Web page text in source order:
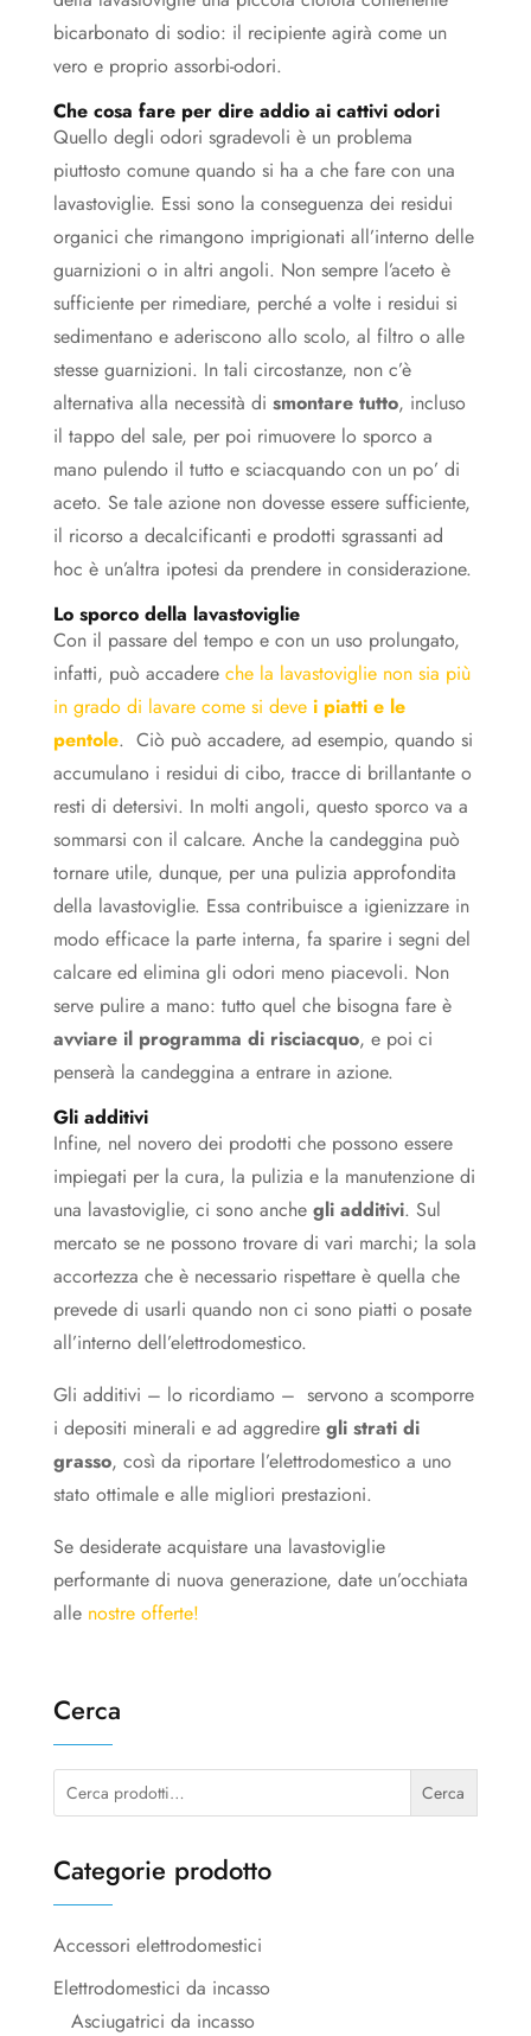
bicarbonato di sodio: il recipiente agirà come un
vero e proprio assorbi-odori.
Che cosa fare per dire addio ai cattivi odori
Quello degli odori sgradevoli è un problema
piuttosto comune quando si ha a che fare con una
lavastoviglie. Essi sono la conseguenza dei residui
organici che rimangono imprigionati all’interno delle
guarnizioni o in altri angoli. Non sempre l’aceto è
sufficiente per rimediare, perché a volte i residui si
sedimentano e aderiscono allo scolo, al filtro o alle
stesse guarnizioni. In tali circostanze, non c’è
alternativa alla necessità di smontare tutto, incluso
il tappo del sale, per poi rimuovere lo sporco a
mano pulendo il tutto e sciacquando con un po’ di
aceto. Se tale azione non dovesse essere sufficiente,
il ricorso a decalcificanti e prodotti sgrassanti ad
hoc è un’altra ipotesi da prendere in considerazione.
Lo sporco della lavastoviglie
Con il passare del tempo e con un uso prolungato,
infatti, può accadere che la lavastoviglie non sia più
in grado di lavare come si deve i piatti e le
pentole. Ciò può accadere, ad esempio, quando si
accumulano i residui di cibo, tracce di brillantante o
resti di detersivi. In molti angoli, questo sporco va a
sommarsi con il calcare. Anche la candeggina può
tornare utile, dunque, per una pulizia approfondita
della lavastoviglie. Essa contribuisce a igienizzare in
modo efficace la parte interna, fa sparire i segni del
calcare ed elimina gli odori meno piacevoli. Non
serve pulire a mano: tutto quel che bisogna fare è
avviare il programma di risciacquo, e poi ci
penserà la candeggina a entrare in azione.
Gli additivi
Infine, nel novero dei prodotti che possono essere
impiegati per la cura, la pulizia e la manutenzione di
una lavastoviglie, ci sono anche gli additivi. Sul
mercato se ne possono trovare di vari marchi; la sola
accortezza che è necessario rispettare è quella che
prevede di usarli quando non ci sono piatti o posate
all’interno dell’elettrodomestico.
Gli additivi – lo ricordiamo – servono a scomporre
i depositi minerali e ad aggredire gli strati di
grasso, così da riportare l’elettrodomestico a uno
stato ottimale e alle migliori prestazioni.
Se desiderate acquistare una lavastoviglie
performante di nuova generazione, date un’occhiata
alle nostre offerte!
Cerca
Cerca: Cerca
Categorie prodotto
Accessori elettrodomestici
Elettrodomestici da incasso
Asciugatrici da incasso